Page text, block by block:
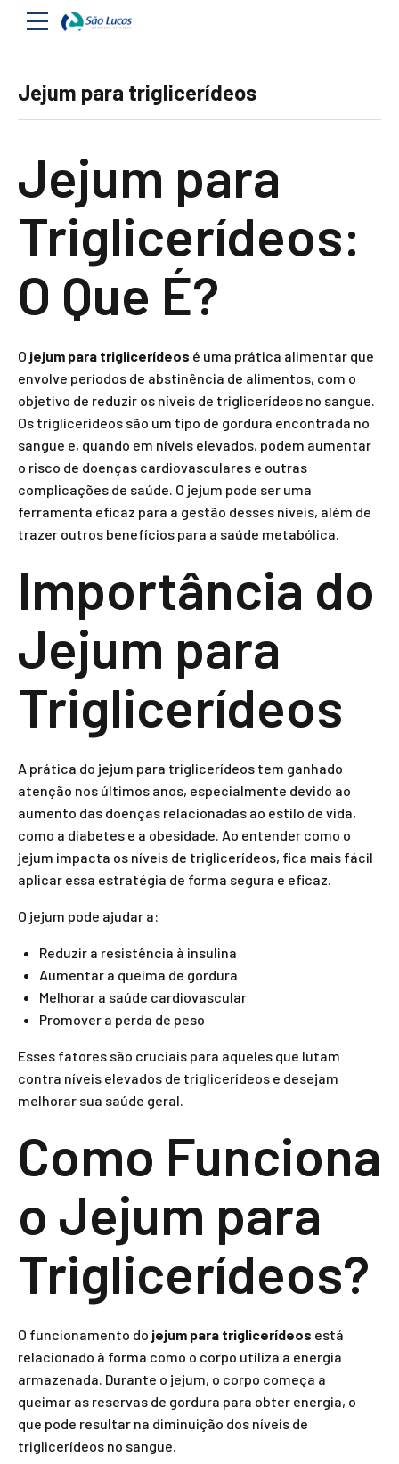
Jejum para triglicerídeos
Jejum para
Triglicerídeos:
O Que É?
O jejum para triglicerídeos é uma prática alimentar que
envolve períodos de abstinência de alimentos, com o
objetivo de reduzir os níveis de triglicerídeos no sangue.
Os triglicerídeos são um tipo de gordura encontrada no
sangue e, quando em níveis elevados, podem aumentar
o risco de doenças cardiovasculares e outras
complicações de saúde. O jejum pode ser uma
ferramenta eficaz para a gestão desses níveis, além de
trazer outros benefícios para a saúde metabólica.
Importância do
Jejum para
Triglicerídeos
A prática do jejum para triglicerídeos tem ganhado
atenção nos últimos anos, especialmente devido ao
aumento das doenças relacionadas ao estilo de vida,
como a diabetes e a obesidade. Ao entender como o
jejum impacta os níveis de triglicerídeos, fica mais fácil
aplicar essa estratégia de forma segura e eficaz.
O jejum pode ajudar a:
Reduzir a resistência à insulina
Aumentar a queima de gordura
Melhorar a saúde cardiovascular
Promover a perda de peso
Esses fatores são cruciais para aqueles que lutam
contra níveis elevados de triglicerídeos e desejam
melhorar sua saúde geral.
Como Funciona
o Jejum para
Triglicerídeos?
O funcionamento do jejum para triglicerídeos está
relacionado à forma como o corpo utiliza a energia
armazenada. Durante o jejum, o corpo começa a
queimar as reservas de gordura para obter energia, o
que pode resultar na diminuição dos níveis de
triglicerídeos no sangue.